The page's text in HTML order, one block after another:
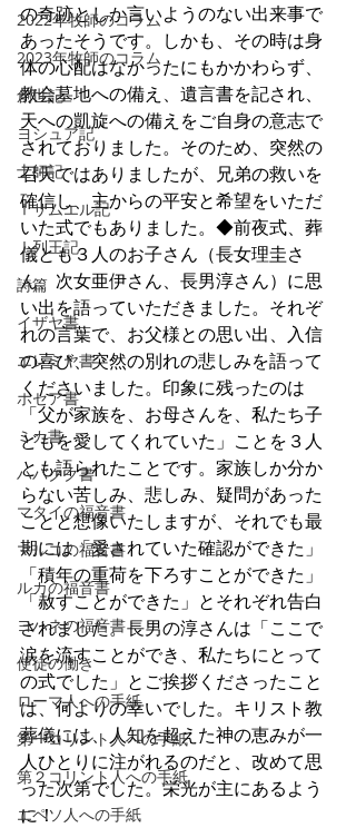
2022年牧師のコラム
2023年牧師のコラム
創世記
ヨシュア記
士師記
Ⅰサムエル記
Ⅰ列王記
詩篇
イザヤ書
エレミヤ書
ホセア書
ミカ書
ハバクク書
マタイの福音書
マルコの福音書
ルカの福音書
ヨハネの福音書
使徒の働き
ローマ人への手紙
第一コリント人への手紙
第２コリント人への手紙
エペソ人への手紙
の奇跡としか言いようのない出来事で
あったそうです。しかも、その時は身
体の心配はなかったにもかかわらず、
教会墓地への備え、遺言書を記され、
天への凱旋への備えをご自身の意志で
されておりました。そのため、突然の
召天ではありましたが、兄弟の救いを
確信し、主からの平安と希望をいただ
いた式でもありました。◆前夜式、葬
儀とも３人のお子さん（長女理圭さ
ん、次女亜伊さん、長男淳さん）に思
い出を語っていただきました。それぞ
れの言葉で、お父様との思い出、入信
の喜び、突然の別れの悲しみを語って
くださいました。印象に残ったのは
「父が家族を、お母さんを、私たち子
どもを愛してくれていた」ことを３人
とも語られたことです。家族しか分か
らない苦しみ、悲しみ、疑問があった
ことと想像いたしますが、それでも最
期には「愛されていた確認ができた」
「積年の重荷を下ろすことができた」
「赦すことができた」とそれぞれ告白
されました。長男の淳さんは「ここで
涙を流すことができ、私たちにとって
の式でした」とご挨拶くださったこと
は、何よりの幸いでした。キリスト教
葬儀には、人知を超えた神の恵みが一
人ひとりに注がれるのだと、改めて思
った次第でした。栄光が主にあるよう
に！